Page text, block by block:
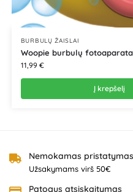
BURBULŲ ŽAISLAI
Woopie burbulų
11,99 €
Į krepšelį
Nemokamas pristatymas
Užsakymams virš 50€
Patogus atsiskaitymas